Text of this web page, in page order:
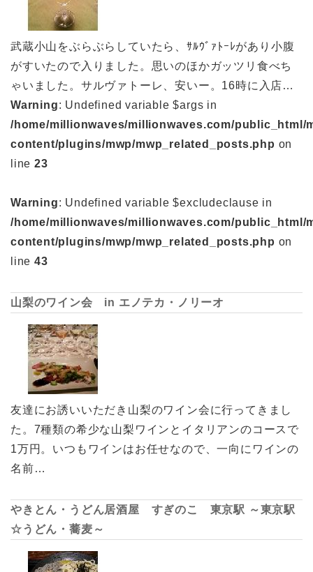
武蔵小山をぶらぶらしていたら、ｻﾙｳﾞｧﾄｰﾚがあり小腹
がすいたので入りました。思いのほかガッツリ食べち
ゃいました。サルヴァトーレ、安いー。16時に入店…
Warning: Undefined variable $args in
/home/millionwaves/millionwaves.com/public_html/
content/plugins/mwp/mwp_related_posts.php on
line 23
Warning: Undefined variable $excludeclause in
/home/millionwaves/millionwaves.com/public_html/
content/plugins/mwp/mwp_related_posts.php on
line 43
山梨のワイン会 in エノテカ・ノリーオ
友達にお誘いいただき山梨のワイン会に行ってきまし
た。7種類の希少な山梨ワインとイタリアンのコースで
1万円。いつもワインはお任せなので、一向にワインの
名前…
やきとん・うどん居酒屋 すぎのこ 東京駅 ～東京駅
☆うどん・蕎麦～